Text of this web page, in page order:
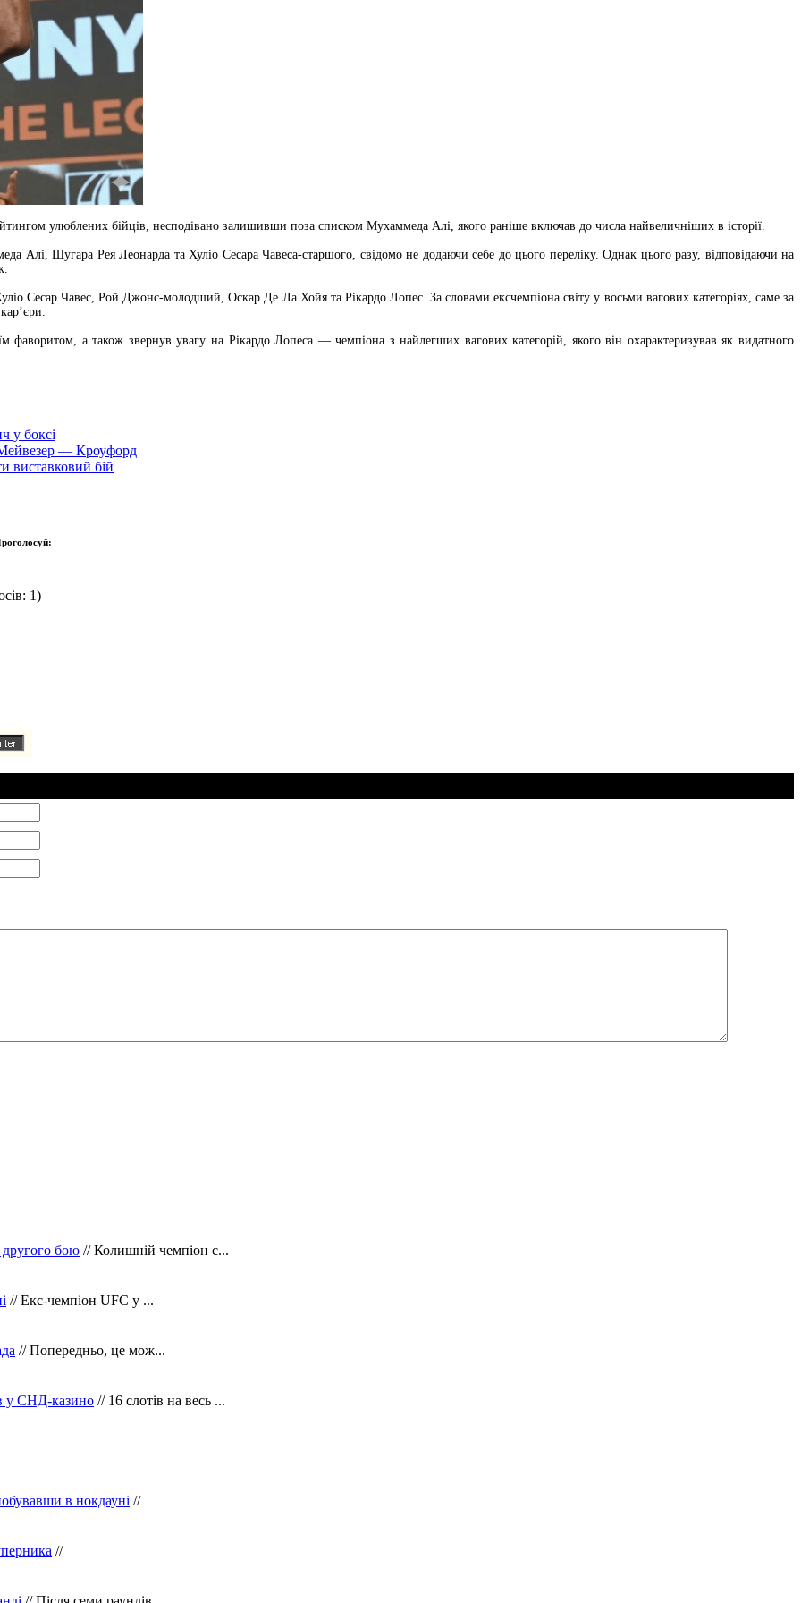
улюблених бійців, несподівано залишивши поза списком Мухаммеда Алі, якого раніше включав до числа найвеличніших в історії.
Алі, Шугара Рея Леонарда та Хуліо Сесара Чавеса-старшого, свідомо не додаючи себе до цього переліку. Однак цього разу, відповідаючи на
Сесар Чавес, Рой Джонс-молодший, Оскар Де Ла Хойя та Рікардо Лопес. За словами ексчемпіона світу у восьми вагових категоріях, саме за
а також звернув увагу на Рікардо Лопеса — чемпіона з найлегших вагових категорій, якого він охарактеризував як видатного
у боксі
— Кроуфорд
виставковий бій
1)
бою // Колишній чемпіон с...
// Екс-чемпіон UFC у ...
// Попередньо, це мож...
у СНД-казино // 16 слотів на весь ...
в нокдауні //
//